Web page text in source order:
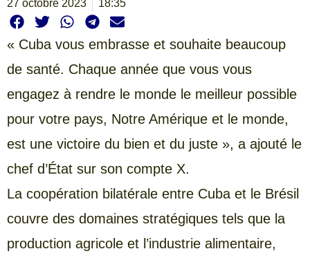
27 octobre 2023 18:35
« Cuba vous embrasse et souhaite beaucoup
de santé. Chaque année que vous vous
engagez à rendre le monde le meilleur possible
pour votre pays, Notre Amérique et le monde,
est une victoire du bien et du juste », a ajouté le
chef d’État sur son compte X.
La coopération bilatérale entre Cuba et le Brésil
couvre des domaines stratégiques tels que la
production agricole et l’industrie alimentaire,